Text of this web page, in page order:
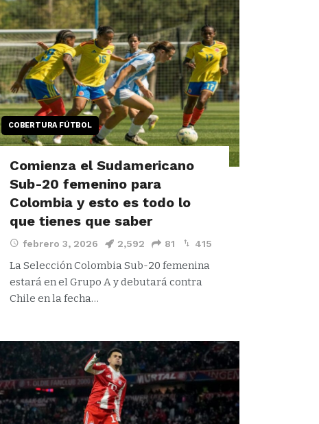
COBERTURA FÚTBOL
Comienza el Sudamericano
Sub-20 femenino para
Colombia y esto es todo lo
que tienes que saber
febrero 3, 2026 2,592 81 415
La Selección Colombia Sub-20 femenina
estará en el Grupo A y debutará contra
Chile en la fecha…